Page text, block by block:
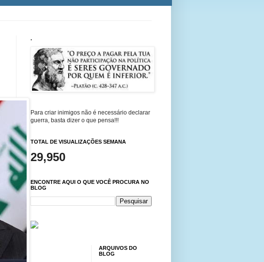
.
Para criar inimigos não é necessário declarar
guerra, basta dizer o que pensa!!!
TOTAL DE VISUALIZAÇÕES SEMANA
29,950
ENCONTRE AQUI O QUE VOCÊ PROCURA NO
BLOG
ARQUIVOS DO
BLOG